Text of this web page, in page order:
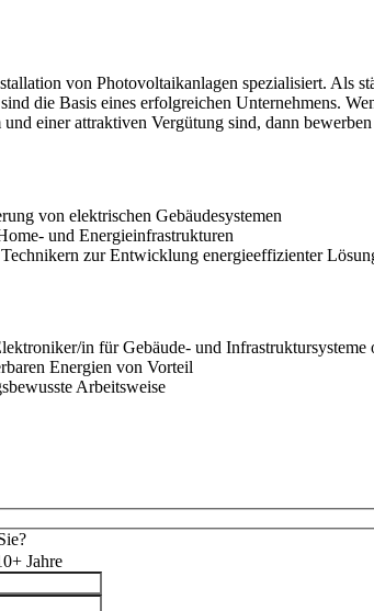
von Photovoltaikanlagen spezialisiert. Als
die Basis eines erfolgreichen Unternehmens.
einer attraktiven Vergütung sind, dann
von elektrischen Gebäudesystemen
und Energieinfrastrukturen
zur Entwicklung energieeffizienter
in für Gebäude- und
Energien von Vorteil
Arbeitsweise
Jahre